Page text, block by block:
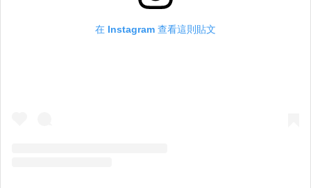
在 Instagram 查看這則貼文